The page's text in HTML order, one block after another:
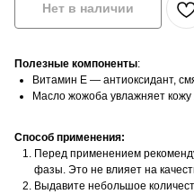
Нет в наличии
Полезные компоненты:
Витамин Е — антиоксидант,
Масло жожоба увлажняет кожу
Способ применения:
Перед применением
фазы. Это не влияет на
Выдавите небольшое